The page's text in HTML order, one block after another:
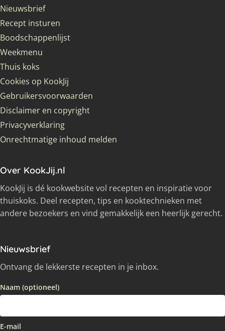
Nieuwsbrief
Recept insturen
Boodschappenlijst
Weekmenu
Thuis koks
Cookies op KookJij
Gebruikersvoorwaarden
Disclaimer en copyright
Privacyverklaring
Onrechtmatige inhoud melden
Over KookJij.nl
KookJij is dé kookwebsite vol recepten en inspiratie voor
thuiskoks. Deel recepten, tips en kooktechnieken met
andere bezoekers en vind gemakkelijk een heerlijk gerecht.
Nieuwsbrief
Ontvang de lekkerste recepten in je inbox.
Naam (optioneel)
E-mail